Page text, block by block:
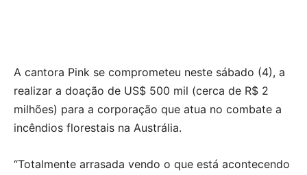
A cantora Pink se comprometeu neste sábado (4), a
realizar a doação de US$ 500 mil (cerca de R$ 2
milhões) para a corporação que atua no combate a
incêndios florestais na Austrália.
“Totalmente arrasada vendo o que está acontecendo